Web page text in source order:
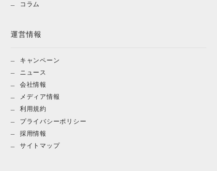
コラム
運営情報
キャンペーン
ニュース
会社情報
メディア情報
利用規約
プライバシーポリシー
採用情報
サイトマップ